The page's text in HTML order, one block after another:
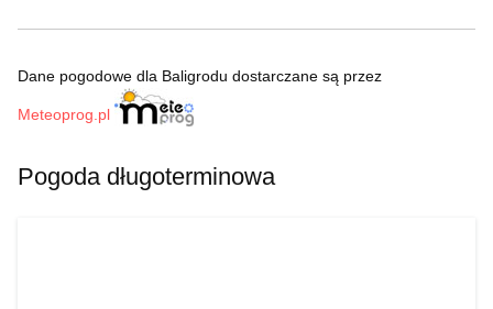
Dane pogodowe dla Baligrodu dostarczane są przez
Meteoprog.pl
Pogoda długoterminowa